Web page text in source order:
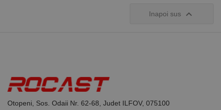
Inapoi sus 
Otopeni, Sos. Odaii Nr. 62-68, Judet ILFOV, 075100